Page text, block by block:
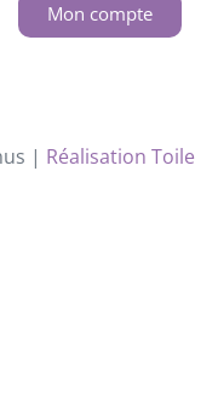
Mon compte
| Réalisation Toile